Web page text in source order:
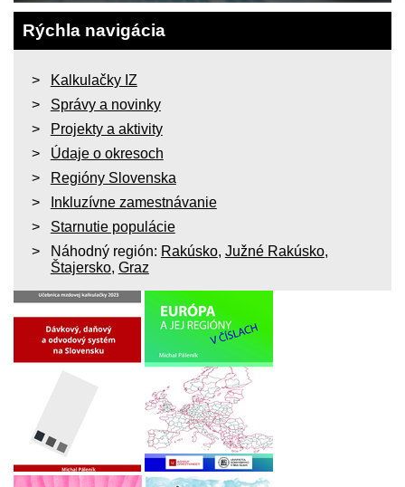
Rýchla navigácia
Kalkulačky IZ
Správy a novinky
Projekty a aktivity
Údaje o okresoch
Regióny Slovenska
Inkluzívne zamestnávanie
Starnutie populácie
Náhodný región: Rakúsko, Južné Rakúsko,
Štajersko, Graz